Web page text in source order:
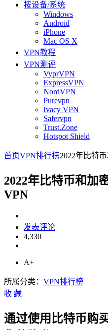
按设备/系统
Windows
Android
iPhone
Mac OS X
VPN教程
VPN测评
VyprVPN
ExpressVPN
NordVPN
Purevpn
Ivacy VPN
Safervpn
Trust.Zone
Hotspot Shield
首页VPN排行榜2022年比特
2022年比特币和加
VPN
发表评论
4,330
A+
所属分类： VPN排行榜
收 藏
通过使用比特币购